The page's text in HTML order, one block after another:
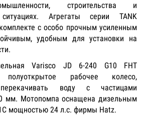
строительства и
Агрегаты серии TANK
с особо прочным усиленным
удобным для установки на
Varisco JD 6-240 G10 FHT
рабочее колесо,
воду с частицами
мм. Мотопомпа оснащена дизельным
мощностью 24 л.с. фирмы Hatz.